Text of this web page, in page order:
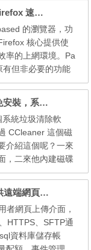
上傳、下載、刪
…等操作〈可同時
夾做操作〉，好像
方便，適合大量檔
Pale Moon 33.1.1 繁體中文免安裝，比 Firefox 速度快25%瀏覽器
的瀏覽器，功
核心提供使
率的上網環境。Pa
但非必要的功能
速度和效能，基本
加速版瀏覽器是 1
，從技術層面做了
度提升 25% 以
用。 - 針對當今的
Wise Disk Cleaner 11.1.1.826 繁體中文免安裝，系統垃圾清理、瘦身、硬碟重組工具
統垃圾清除軟
CCleaner 這個磁
介紹這個呢？一來
，二來他內建磁碟
較多的副檔名可以
由加入您認為的
Cleaner 分析您
可以檢視每個檔案
Wing FTP Server 7.3.4 繁體中文版，提供遠端網頁管理的FTP Server
者網頁上傳介面，
HTTPS、SFTP通
資料庫儲存帳